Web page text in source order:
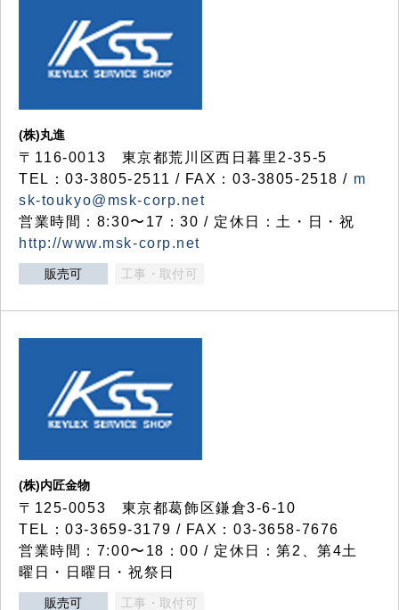
(株)丸進
〒116-0013 東京都荒川区西日暮里2-35-5
TEL：03-3805-2511 / FAX：03-3805-2518 / m
sk-toukyo@msk-corp.net
営業時間：8:30〜17：30 / 定休日：土・日・祝
http://www.msk-corp.net
販売可 工事・取付可
(株)内匠金物
〒125-0053 東京都葛飾区鎌倉3-6-10
TEL：03-3659-3179 / FAX：03-3658-7676
営業時間：7:00〜18：00 / 定休日：第2、第4土
曜日・日曜日・祝祭日
販売可 工事・取付可